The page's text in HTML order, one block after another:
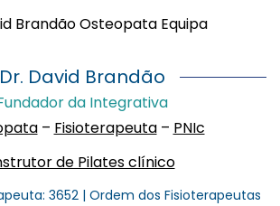
Dr. David Brandão
da Integrativa
– Fisioterapeuta– PNIc
de Pilates clínico
3652 | Ordem dos Fisioterapeutas